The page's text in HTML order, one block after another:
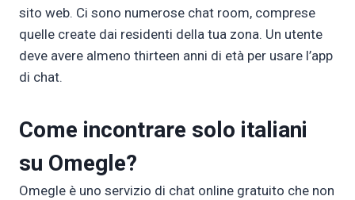
sito web. Ci sono numerose chat room, comprese
quelle create dai residenti della tua zona. Un utente
deve avere almeno thirteen anni di età per usare l’app
di chat.
Come incontrare solo italiani
su Omegle?
Omegle è uno servizio di chat online gratuito che non